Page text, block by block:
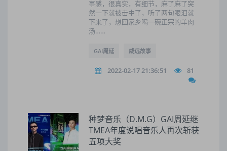
事感，很真实，有细节，麻了麻了突
然一下就被击中了，听了两句眼泪就
下来了，想回家乡喝一碗正宗的羊肉
汤……
GAI周延 威远故事
2022-02-17 21:36:51 81
种梦音乐（D.M.G）GAI周延继
TMEA年度说唱音乐人再次斩获
五项大奖